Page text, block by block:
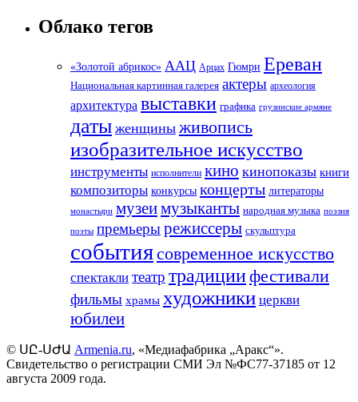
Облако тегов
«Золотой абрикос» ААЦ Арцах Гюмри Ереван
Национальная картинная галерея актеры археология
архитектура выставки графика грузинские армяне
даты женщины живопись
изобразительное искусство
инструменты исполнители кино кинопоказы книги
композиторы конкурсы концерты литераторы
монастыри музеимузыканты народная музыка поэзия
поэты премьерырежиссеры скульптура
событиясовременное искусство
спектакли театр традициифестивали
фильмы храмы художники церкви
юбилеи
© ՍԸ-ՍԺԱ Armenia.ru, «Медиафабрика „Аракс“».
Свидетельство о регистрации СМИ Эл №ФС77-37185 от 12
августа 2009 года.